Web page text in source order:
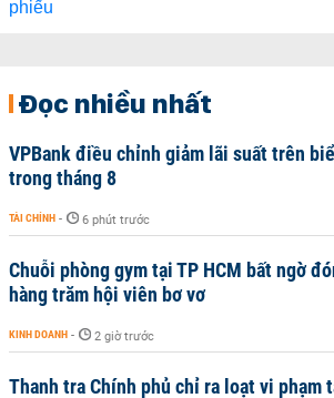
Đọc nhiều nhất
VPBank điều chỉnh giảm lãi suất trên
trong tháng 8
TÀI CHÍNH - 6 phút trước
Chuỗi phòng gym tại TP HCM bất ngờ
hàng trăm hội viên bơ vơ
KINH DOANH - 2 giờ trước
Thanh tra Chính phủ chỉ ra loạt vi phạm